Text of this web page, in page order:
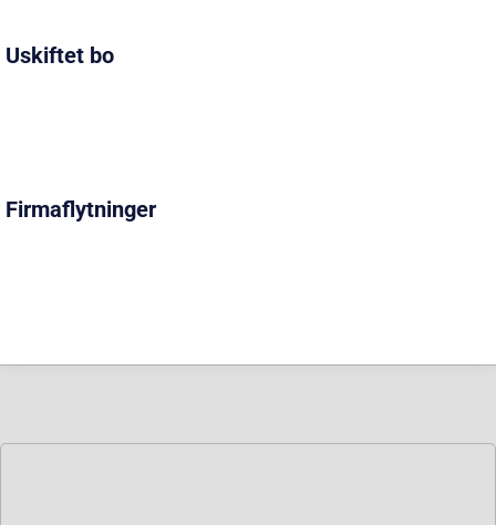
Uskiftet bo
Firmaflytninger